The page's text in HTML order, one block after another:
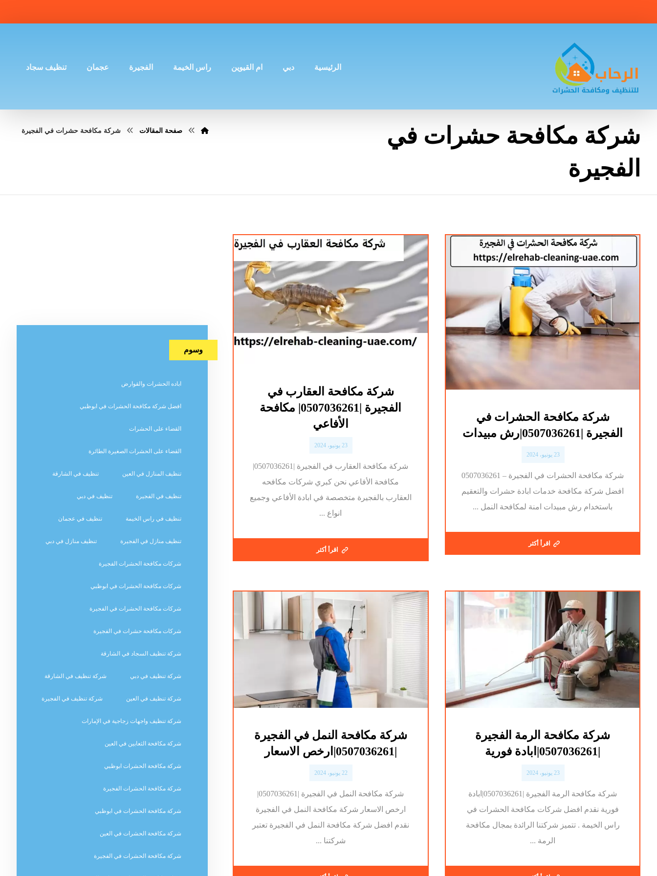
الرئيسية دبي ام القيوين راس الخيمة الفجيرة عجمان تنظيف سجاد
شركة مكافحة حشرات في
الفجيرة
صفحة المقالات شركة مكافحة حشرات في الفجيرة
شركة مكافحة الحشرات في
الفجيرة |0507036261|رش مبيدات
23 يونيو، 2024
شركة مكافحة الحشرات في الفجيرة – 0507036261
افضل شركة مكافحة خدمات ابادة حشرات والتعقيم
باستخدام رش مبيدات امنة لمكافحة النمل ...
اقرأ أكثر
شركة مكافحة العقارب في
الفجيرة |0507036261| مكافحة
الأفاعي
23 يونيو، 2024
شركة مكافحة العقارب في الفجيرة |0507036261|
مكافحة الأفاعي نحن كبري شركات مكافحه
العقارب بالفجيرة متخصصة في ابادة الأفاعي وجميع
انواع ...
اقرأ أكثر
شركة مكافحة الرمة الفجيرة
|0507036261|ابادة فورية
23 يونيو، 2024
شركة مكافحة الرمة الفجيرة |0507036261|ابادة
فورية نقدم افضل شركات مكافحة الحشرات في
راس الخيمة . تتميز شركتنا الرائدة بمجال مكافحة
الرمة ...
شركة مكافحة النمل في الفجيرة
|0507036261|ارخص الاسعار
22 يونيو، 2024
شركة مكافحة النمل في الفجيرة |0507036261|
ارخص الاسعار شركة مكافحة النمل في الفجيرة
نقدم افضل شركة مكافحة النمل في الفجيرة تعتبر
شركتنا ...
وسوم
اباده الحشرات والقوارض
افضل شركة مكافحة الحشرات في ابوظبي
القضاء على الحشرات
القضاء على الحشرات الصغيرة الطائرة
تنظيف المنازل في العين تنظيف في الشارقة
تنظيف في الفجيرة تنظيف في دبي
تنظيف في راس الخيمة تنظيف في عجمان
تنظيف منازل في الفجيرة تنظيف منازل في دبي
شركات مكافحة الحشرات الفجيرة
شركات مكافحة الحشرات في ابوظبي
شركات مكافحة الحشرات في الفجيرة
شركات مكافحة حشرات في الفجيرة
شركة تنظيف السجاد في الشارقة
شركة تنظيف في دبي شركة تنظيف في الشارقة
شركة تنظيف في العين شركة تنظيف في الفجيرة
شركة تنظيف واجهات زجاجية في الإمارات
شركة مكافحة الثعابين في العين
شركة مكافحة الحشرات ابوظبي
شركة مكافحة الحشرات الفجيرة
شركة مكافحة الحشرات في ابوظبي
شركة مكافحة الحشرات في العين
شركة مكافحة الحشرات في الفجيرة